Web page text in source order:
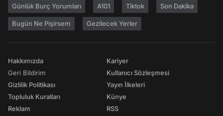
Günlük Burç Yorumları A101 Tiktok Son Dakika
Bugün Ne Pişirsem Gezilecek Yerler
Hakkımızda
Geri Bildirim
Gizlilik Politikası
Topluluk Kuralları
Reklam
Kariyer
Kullanıcı Sözleşmesi
Yayın İlkeleri
Künye
RSS